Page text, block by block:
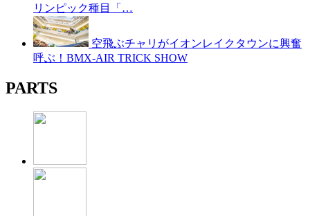
リンピック種目「…
空飛ぶチャリがイオンレイクタウンに興奮
呼ぶ！BMX-AIR TRICK SHOW
PARTS